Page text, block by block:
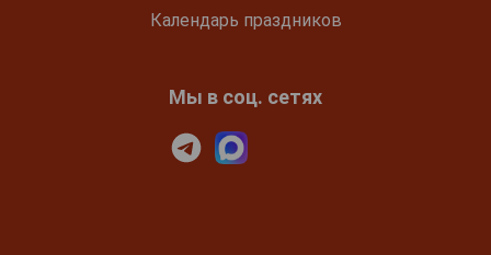
Календарь праздников
Мы в соц. сетях